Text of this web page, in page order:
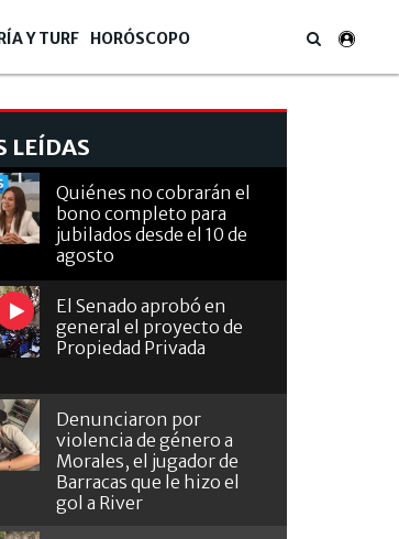
Y TURF HORÓSCOPO
LEÍDAS
Quiénes no cobrarán el
bono completo para
jubilados desde el 10 de
agosto
El Senado aprobó en
general el proyecto de
Propiedad Privada
Denunciaron por
violencia de género a
Morales, el jugador de
Barracas que le hizo el
gol a River